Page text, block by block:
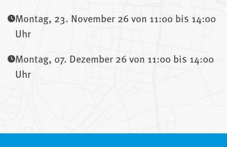
Montag, 23. November 26 von 11:00 bis 14:00
Uhr
Montag, 07. Dezember 26 von 11:00 bis 14:00
Uhr